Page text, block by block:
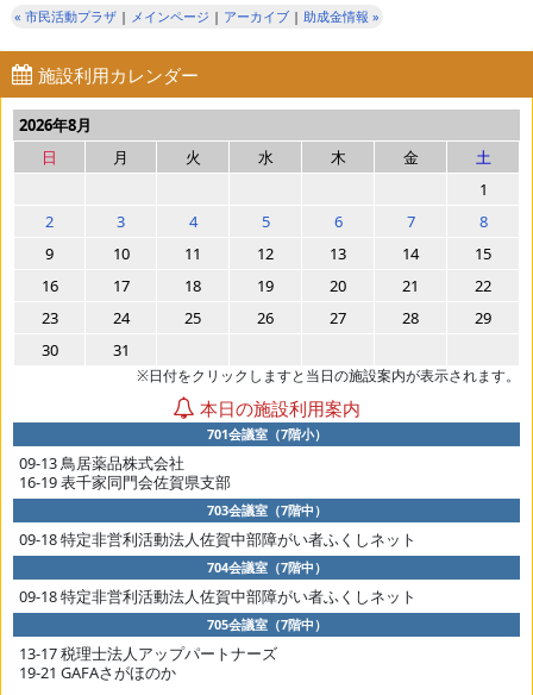
« 市民活動プラザ| メインページ | アーカイブ| 助成金情報 »
施設利用カレンダー
2026年8月
日
月 火 水 木 金
土
1
2
3 4 5 6 7
8
9
10 11 12 13 14
15
16
17 18 19 20 21
22
23
24 25 26 27 28
29
30
31
※日付をクリックしますと当日の施設案内が表示されます。
本日の施設利用案内
701会議室（7階小）
09-13 鳥居薬品株式会社
16-19 表千家同門会佐賀県支部
703会議室（7階中）
09-18 特定非営利活動法人佐賀中部障がい者ふくしネット
704会議室（7階中）
09-18 特定非営利活動法人佐賀中部障がい者ふくしネット
705会議室（7階中）
13-17 税理士法人アップパートナーズ
19-21 GAFAさがほのか